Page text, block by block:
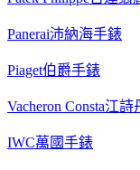
Panerai沛納海手錶
Piaget伯爵手錶
Vacheron Consta江
IWC萬國手錶